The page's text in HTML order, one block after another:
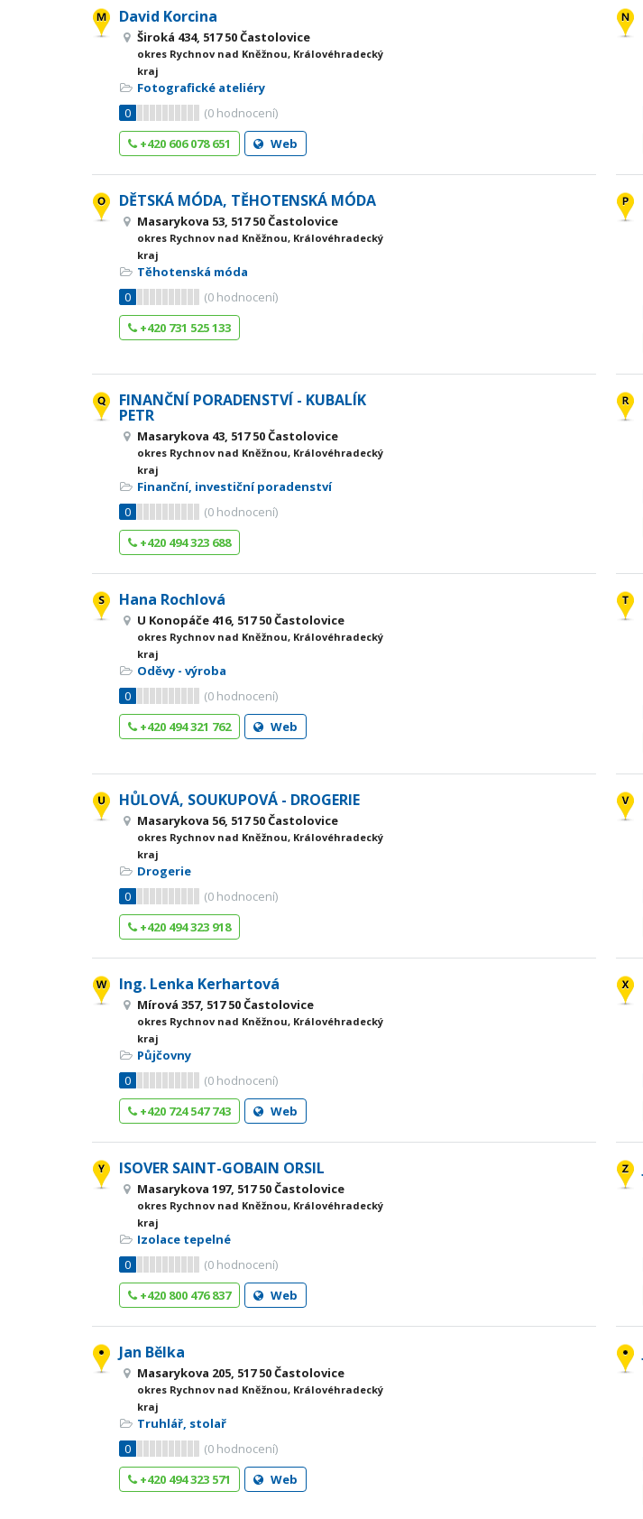
David Korcina
Široká 434, 517 50 Častolovice
okres Rychnov nad Kněžnou, Královéhradecký
kraj
Fotografické ateliéry
0
(0 hodnocení)
+420 606 078 651
Web
DĚTSKÁ MÓDA, TĚHOTENSKÁ MÓDA
Masarykova 53, 517 50 Častolovice
okres Rychnov nad Kněžnou, Královéhradecký
kraj
Těhotenská móda
0
(0 hodnocení)
+420 731 525 133
FINANČNÍ PORADENSTVÍ - KUBALÍK
PETR
Masarykova 43, 517 50 Častolovice
okres Rychnov nad Kněžnou, Královéhradecký
kraj
Finanční, investiční poradenství
0
(0 hodnocení)
+420 494 323 688
Hana Rochlová
U Konopáče 416, 517 50 Častolovice
okres Rychnov nad Kněžnou, Královéhradecký
kraj
Oděvy - výroba
0
(0 hodnocení)
+420 494 321 762
Web
HŮLOVÁ, SOUKUPOVÁ - DROGERIE
Masarykova 56, 517 50 Častolovice
okres Rychnov nad Kněžnou, Královéhradecký
kraj
Drogerie
0
(0 hodnocení)
+420 494 323 918
Ing. Lenka Kerhartová
Mírová 357, 517 50 Častolovice
okres Rychnov nad Kněžnou, Královéhradecký
kraj
Půjčovny
0
(0 hodnocení)
+420 724 547 743
Web
ISOVER SAINT-GOBAIN ORSIL
Masarykova 197, 517 50 Častolovice
okres Rychnov nad Kněžnou, Královéhradecký
kraj
Izolace tepelné
0
(0 hodnocení)
+420 800 476 837
Web
Jan Bělka
Masarykova 205, 517 50 Častolovice
okres Rychnov nad Kněžnou, Královéhradecký
kraj
Truhlář, stolař
0
(0 hodnocení)
+420 494 323 571
Web